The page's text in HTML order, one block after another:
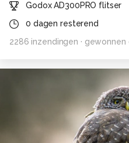
Godox AD300PRO flitser
0 dagen resterend
2286 inzendingen · gewonnen